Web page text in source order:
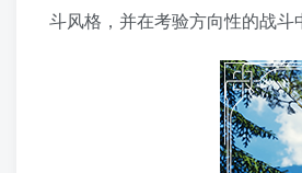
斗风格，并在考验方向性的战斗